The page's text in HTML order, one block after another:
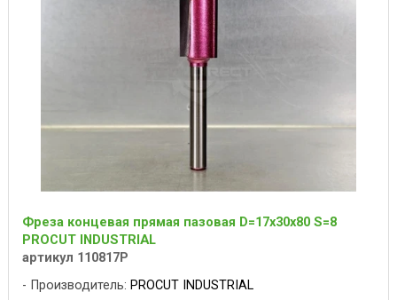
Фреза концевая прямая пазовая D=17x30x80 S=8
PROCUT INDUSTRIAL
артикул 110817P
Производитель: PROCUT INDUSTRIAL